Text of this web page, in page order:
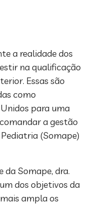
a realidade dos
na qualificação
Essas são
como
para uma
a gestão
(Somape)
da Somape, dra.
dos objetivos da
ampla os